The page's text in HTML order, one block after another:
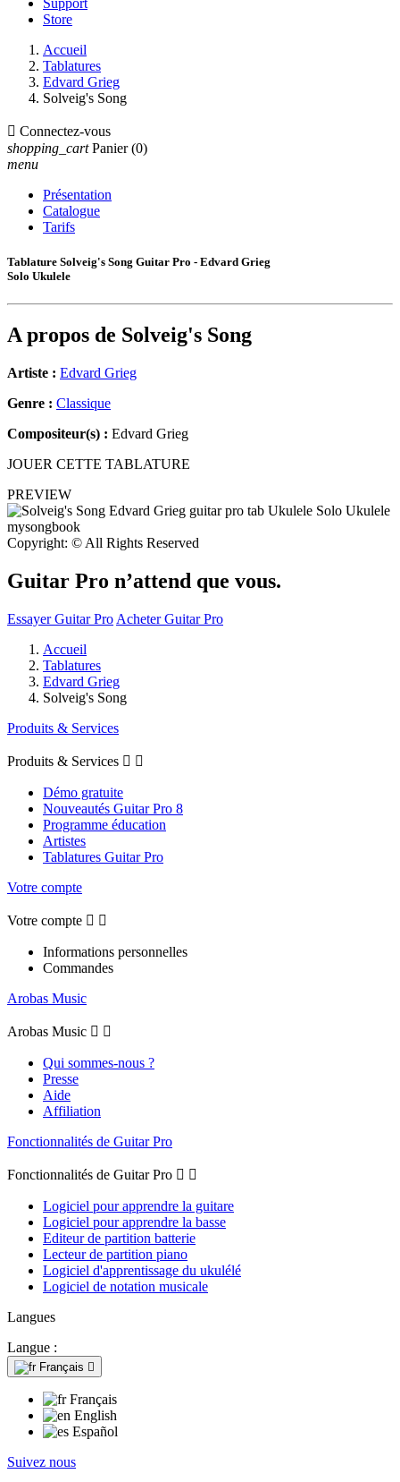
Support
Store
Accueil
Tablatures
Edvard Grieg
Solveig's Song
 Connectez-vous
shopping_cart Panier (0)
menu
Présentation
Catalogue
Tarifs
Tablature Solveig's Song Guitar Pro - Edvard Grieg
Solo Ukulele
A propos de Solveig's Song
Artiste : Edvard Grieg
Genre : Classique
Compositeur(s) : Edvard Grieg
JOUER CETTE TABLATURE
PREVIEW
Copyright: © All Rights Reserved
Guitar Pro n’attend que vous.
Essayer Guitar Pro Acheter Guitar Pro
Accueil
Tablatures
Edvard Grieg
Solveig's Song
Produits & Services
Produits & Services  
Démo gratuite
Nouveautés Guitar Pro 8
Programme éducation
Artistes
Tablatures Guitar Pro
Votre compte
Votre compte  
Informations personnelles
Commandes
Arobas Music
Arobas Music  
Qui sommes-nous ?
Presse
Aide
Affiliation
Fonctionnalités de Guitar Pro
Fonctionnalités de Guitar Pro  
Logiciel pour apprendre la guitare
Logiciel pour apprendre la basse
Editeur de partition batterie
Lecteur de partition piano
Logiciel d'apprentissage du ukulélé
Logiciel de notation musicale
Langues
Langue :
Français 
Français
English
Español
Suivez nous